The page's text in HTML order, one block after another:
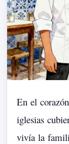
En el corazón
iglesias
vivía la